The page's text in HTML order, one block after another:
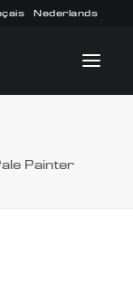
Nederlands
Painter